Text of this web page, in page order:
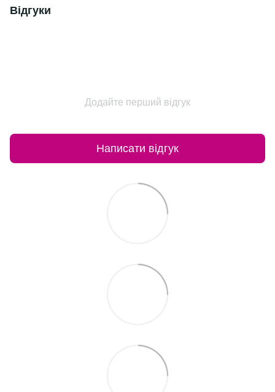
Відгуки
Додайте перший відгук
Написати відгук